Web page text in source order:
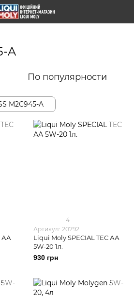
A
По популярности
M2C945-A
АА
4
Артикул: 20792
Liqui Moly SPECIAL TEC АА
5W-20 1л.
930 грн